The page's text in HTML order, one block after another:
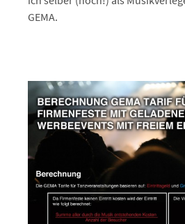
GEMA.